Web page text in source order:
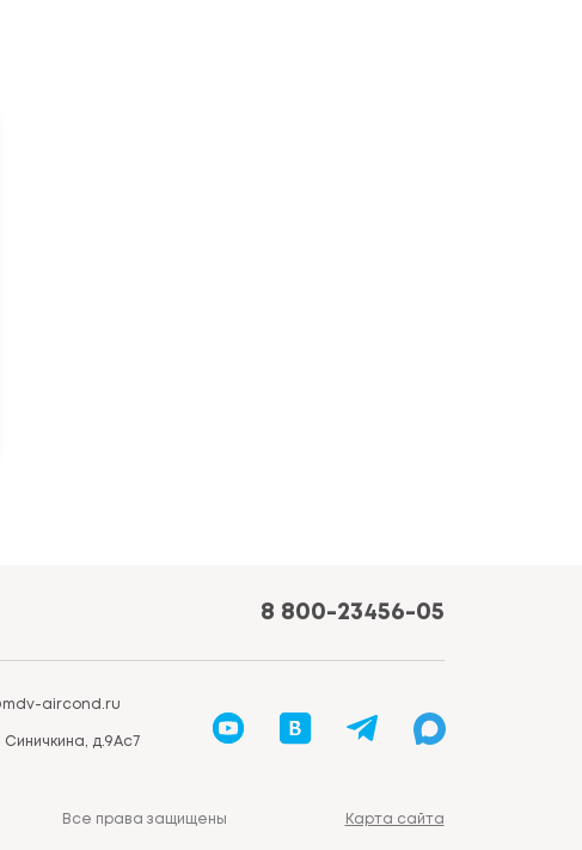
8 800-23456-05
aircond.ru
д.9Ас7
Все права защищены Карта сайта